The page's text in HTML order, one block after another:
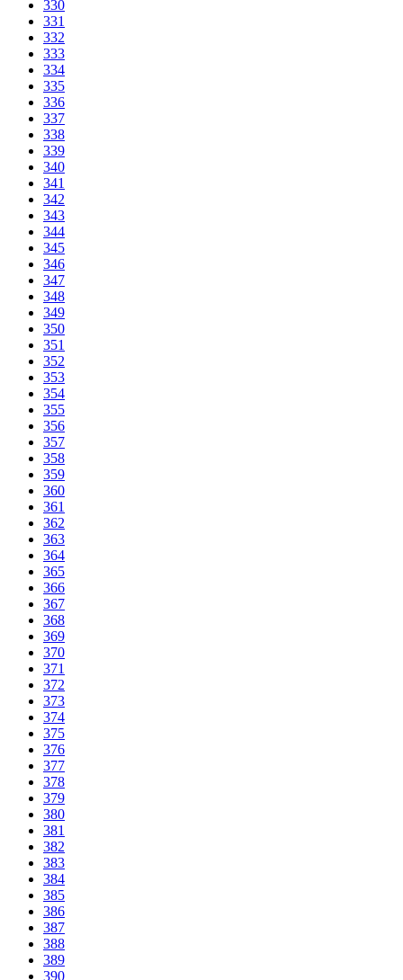
330
331
332
333
334
335
336
337
338
339
340
341
342
343
344
345
346
347
348
349
350
351
352
353
354
355
356
357
358
359
360
361
362
363
364
365
366
367
368
369
370
371
372
373
374
375
376
377
378
379
380
381
382
383
384
385
386
387
388
389
390